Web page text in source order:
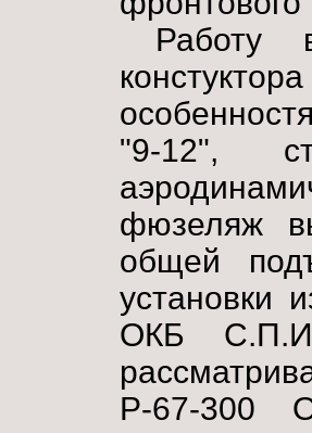
Работу
"9-12",
фюзеляж
общей
установки
ОКБ
Р-67-300